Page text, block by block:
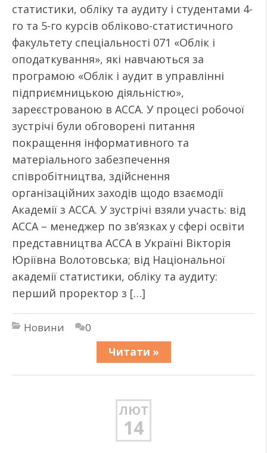
статистики, обліку та аудиту і студентами 4-
го та 5-го курсів обліково-статистичного
факультету спеціальності 071 «Облік і
оподаткування», які навчаються за
програмою «Облік і аудит в управлінні
підприємницькою діяльністю»,
зареєстрованою в АССА. У процесі робочої
зустрічі були обговорені питання
покращення інформативного та
матеріального забезпечення
співробітництва, здійснення
організаційних заходів щодо взаємодії
Академії з АССА. У зустрічі взяли участь: від
АССА – менеджер по зв’язках у сфері освіти
представництва АССА в Україні Вікторія
Юріївна Волотовська; від Національної
академії статистики, обліку та аудиту:
перший проректор з […]
Новини
0
Читати »
ЛЮТ
14